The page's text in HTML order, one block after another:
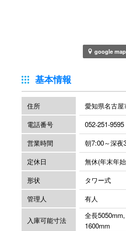
google
基本情報
住所
愛知県名古屋
電話番号
052-251-9595
営業時間
朝7:00～深夜
定休日
無休(年末年
形状
タワー式
管理人
有人
入庫可能寸法
全長
1600mm